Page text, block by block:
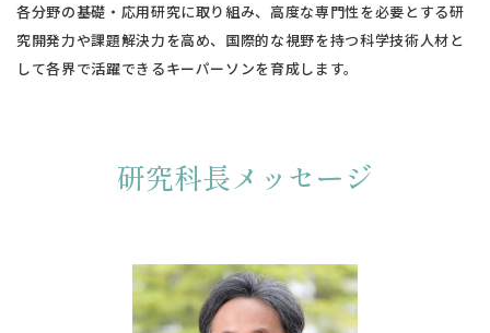
各分野の基礎・応用研究に取り組み、高度な専門性を必要とする研
究開発力や課題解決力を高め、国際的な視野を持つ科学技術人材と
して各界で活躍できるキーパーソンを育成します。
研究科長メッセージ